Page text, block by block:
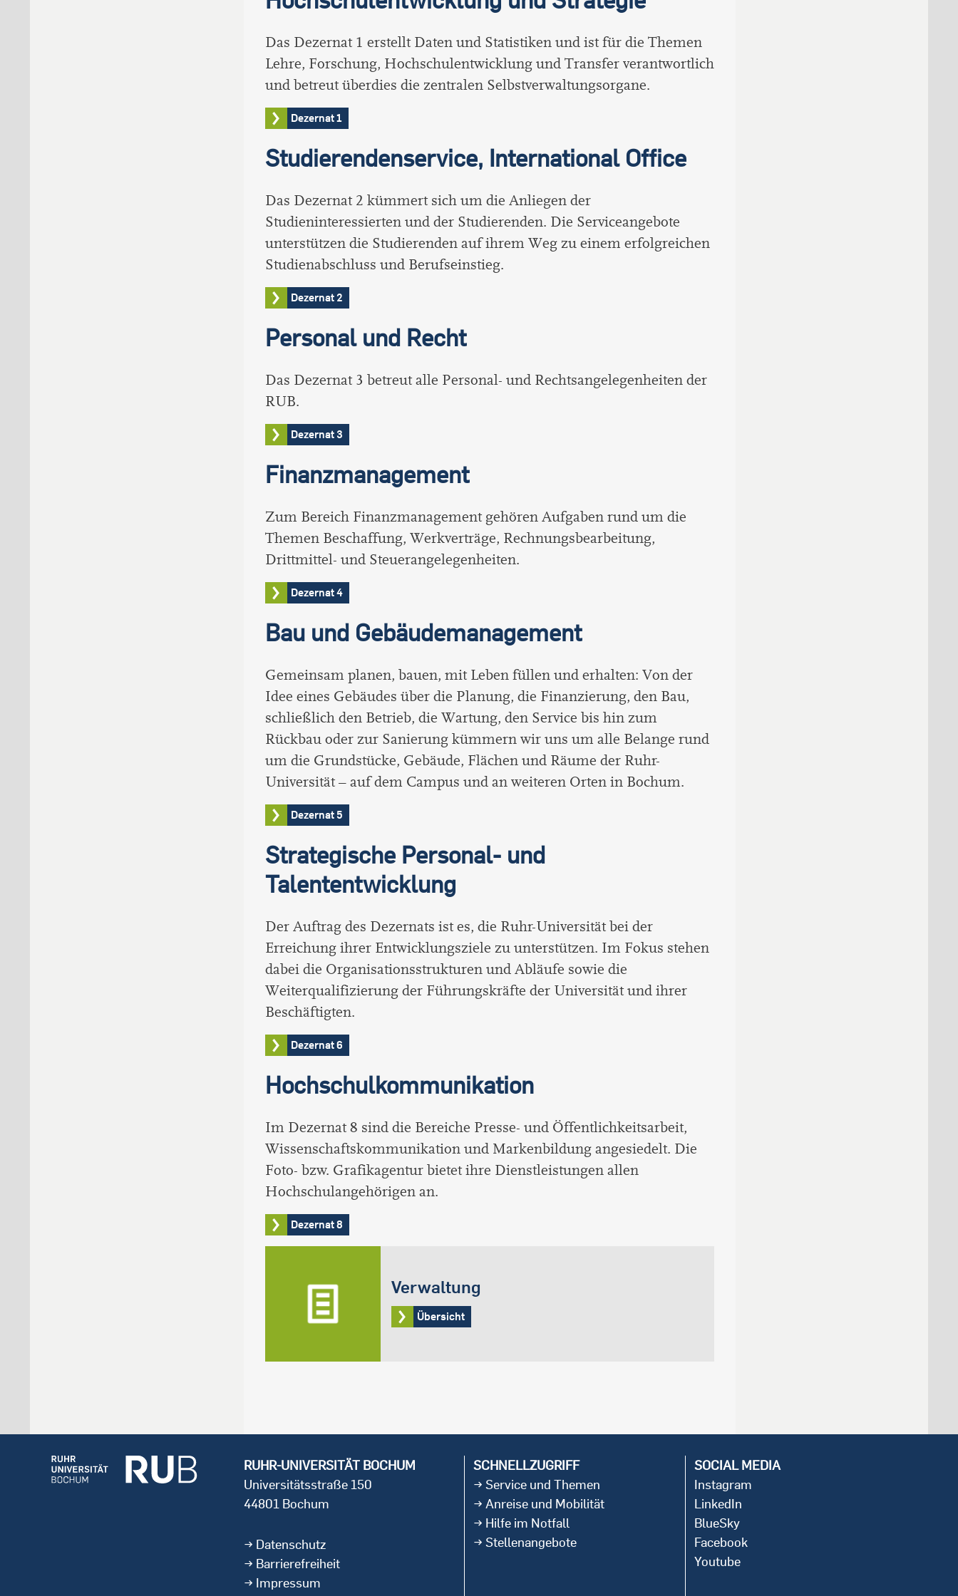
Das Dezernat 1 erstellt Daten und Statistiken und ist für die Themen
Lehre, Forschung, Hochschulentwicklung und Transfer verantwortlich
und betreut überdies die zentralen Selbstverwaltungsorgane.
Dezernat 1
Studierendenservice, International Office
Das Dezernat 2 kümmert sich um die Anliegen der
Studieninteressierten und der Studierenden. Die Serviceangebote
unterstützen die Studierenden auf ihrem Weg zu einem erfolgreichen
Studienabschluss und Berufseinstieg.
Dezernat 2
Personal und Recht
Das Dezernat 3 betreut alle Personal- und Rechtsangelegenheiten der
RUB.
Dezernat 3
Finanzmanagement
Zum Bereich Finanzmanagement gehören Aufgaben rund um die
Themen Beschaffung, Werkverträge, Rechnungsbearbeitung,
Drittmittel- und Steuerangelegenheiten.
Dezernat 4
Bau und Gebäudemanagement
Gemeinsam planen, bauen, mit Leben füllen und erhalten: Von der
Idee eines Gebäudes über die Planung, die Finanzierung, den Bau,
schließlich den Betrieb, die Wartung, den Service bis hin zum
Rückbau oder zur Sanierung kümmern wir uns um alle Belange rund
um die Grundstücke, Gebäude, Flächen und Räume der Ruhr-
Universität – auf dem Campus und an weiteren Orten in Bochum.
Dezernat 5
Strategische Personal- und
Talententwicklung
Der Auftrag des Dezernats ist es, die Ruhr-Universität bei der
Erreichung ihrer Entwicklungsziele zu unterstützen. Im Fokus stehen
dabei die Organisationsstrukturen und Abläufe sowie die
Weiterqualifizierung der Führungskräfte der Universität und ihrer
Beschäftigten.
Dezernat 6
Hochschulkommunikation
Im Dezernat 8 sind die Bereiche Presse- und Öffentlichkeitsarbeit,
Wissenschaftskommunikation und Markenbildung angesiedelt. Die
Foto- bzw. Grafikagentur bietet ihre Dienstleistungen allen
Hochschulangehörigen an.
Dezernat 8
Verwaltung
Übersicht
RUHR-UNIVERSITÄT BOCHUM
Universitätsstraße 150
44801 Bochum
Datenschutz
Barrierefreiheit
Impressum
SCHNELLZUGRIFF
Service und Themen
Anreise und Mobilität
Hilfe im Notfall
Stellenangebote
SOCIAL MEDIA
Instagram
LinkedIn
BlueSky
Facebook
Youtube